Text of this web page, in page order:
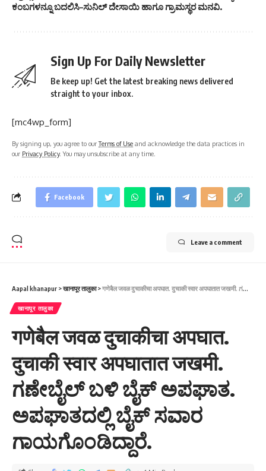
ಕಂಬಗಳನ್ನೂ ಬದಲಿಸಿ–ಸುನಿಲ್ ದೇಸಾಯಿ ಹಾಗೂ ಗ್ರಾಮಸ್ಥರ ಮನವಿ.
Sign Up For Daily Newsletter
Be keep up! Get the latest breaking news delivered
straight to your inbox.
[mc4wp_form]
By signing up, you agree to ourTerms of Use and acknowledge the data practices in
our Privacy Policy. You may unsubscribe at any time.
Facebook
Leave a comment
Aapal khanapur >खानापूर तालुका>गणेबैल जवळ दुचाकीचा अपघात. दुचाकी स्वार अपघातात जखमी. ಗಣೇಬೈಲ್ ಬಳಿ ಬೈಕ್ ಅಪಘಾತ. ಅಪಘಾತದಲ್ಲಿ ಬೈಕ್ ಸವಾರ ಗಾಯಗೊಂಡಿದ್ದಾರೆ.
खानापूर तालुका
गणेबैल जवळ दुचाकीचा अपघात.
दुचाकी स्वार अपघातात जखमी.
ಗಣೇಬೈಲ್ ಬಳಿ ಬೈಕ್ ಅಪಘಾತ.
ಅಪಘಾತದಲ್ಲಿ ಬೈಕ್ ಸವಾರ
ಗಾಯಗೊಂಡಿದ್ದಾರೆ.